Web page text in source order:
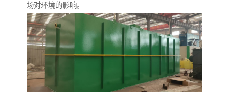
场对环境的影响。